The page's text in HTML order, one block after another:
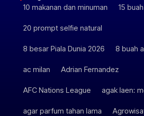
10 makanan dan minuman 15
20 prompt selfie natural
8 besar Piala Dunia 2026 8 buah
ac milan Adrian Fernandez
AFC Nations League agak laen:
agar parfum tahan lama